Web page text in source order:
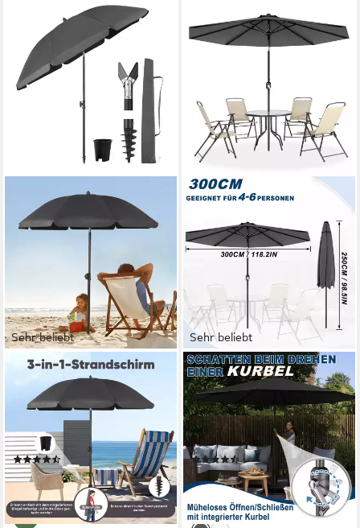
Sehr beliebt
SEKEY
Sonnenschirm Ø160 cm
Sonnenschirm UV50+
Balkonschirm mit Tragetasche
und Bodenhülse, LxB:
160,00x160,00 cm,
Neigungswinkel und Höhe
verstellbar,für Balkon, Garten,
Terrasse
(30)
24,99 € UVP59,99 €
-58%
Sehr beliebt
FIVMEN
Sonnenschirm Gartenschirm
mit Kurbel Terrassenschirm
UV Schutz, Marktschirm aus
Alu, Terrassenschirm für
Balkon Garten
(23)
ab 49,99 € UVP 108,99 €
lieferbar - in 4-5 Werktagen bei dir